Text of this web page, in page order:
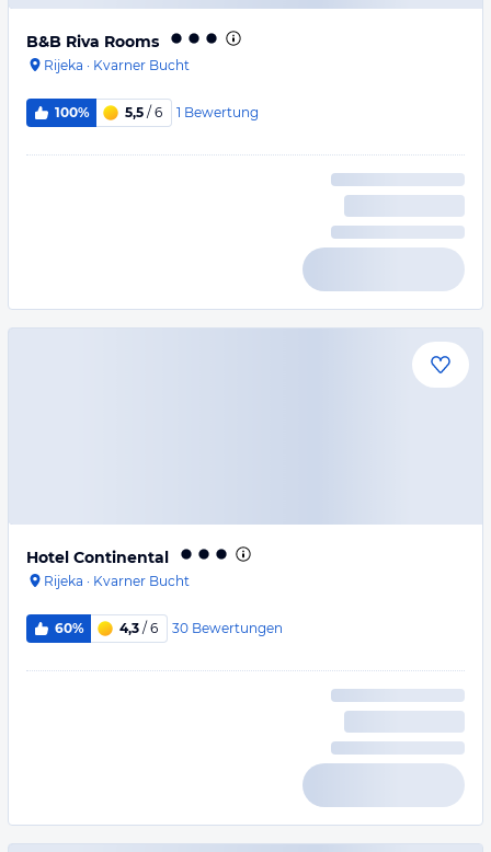
B&B Riva Rooms
Rijeka · Kvarner Bucht
100% 5,5 / 6 1 Bewertung
Hotel Continental
Rijeka · Kvarner Bucht
60% 4,3 / 6 30 Bewertungen